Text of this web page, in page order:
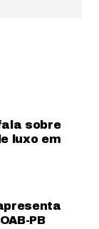
sobre
luxo em
PB